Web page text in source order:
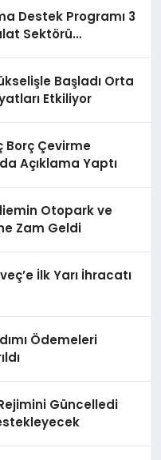
Destek Programı 3
Sektörü
Başladı Orta
Etkiliyor
Borç Çevirme
Açıklama Yaptı
Otopark ve
Zam Geldi
İlk Yarı İhracatı
Ödemeleri
Güncelledi